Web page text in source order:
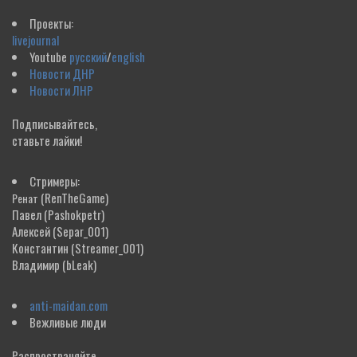
Проекты:
livejournal
Youtube русский/english
Новости ДНР
Новости ЛНР
Подписывайтесь,
ставьте лайки!
Стримеры:
Ренат (RenTheGame)
Павел(Pashokpetr)
Алексей(Separ_001)
Константин (Streamer_001)
Владимир (bLeak)
anti-maidan.com
Вежливые люди